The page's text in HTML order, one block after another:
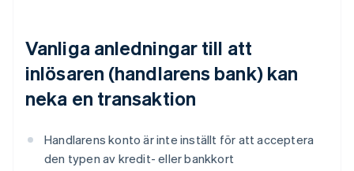
Vanliga anledningar till att
inlösaren (handlarens bank) kan
neka en transaktion
Handlarens konto är inte inställt för att acceptera
den typen av kredit- eller bankkort